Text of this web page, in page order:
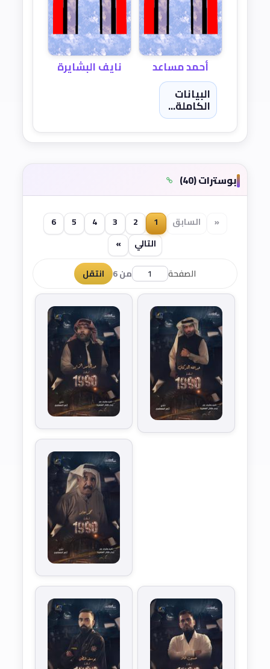
أحمد مساعد
نايف البشايرة
البيانات
الكاملة...
بوسترات (40)
« السابق 1
2
3
4
5
6
التالي
»
الصفحة
من 6 انتقل